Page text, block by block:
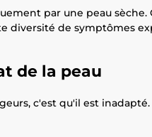
par une peau
diversité de symptômes
de la peau
c'est qu'il est